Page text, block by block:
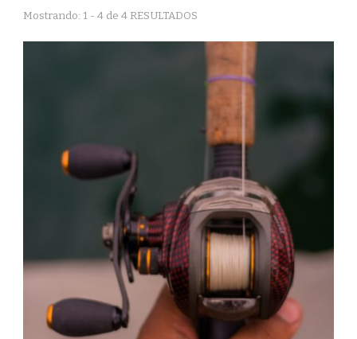
Mostrando: 1 - 4 de 4 RESULTADOS